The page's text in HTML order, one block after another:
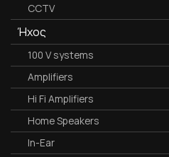
CCTV
Ήχος
100 V systems
Amplifiers
Hi Fi Amplifiers
Home Speakers
In-Ear